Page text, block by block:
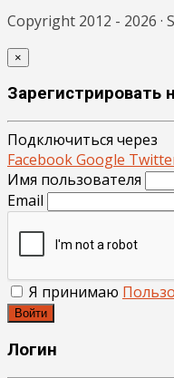
Copyright 2012 - 2026 ·
×
Зарегистрировать
Подключиться через
FacebookGoogle
Имя пользователя
Email
Я принимаю
Войти
Логин